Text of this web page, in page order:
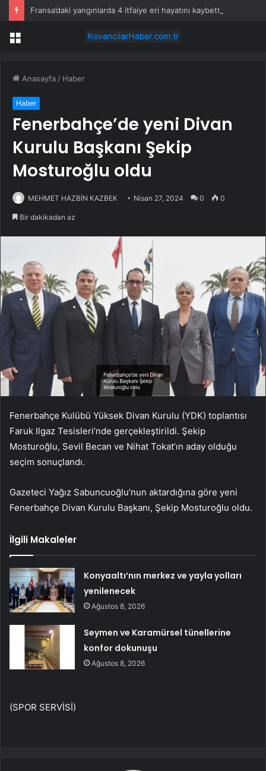
Fransa’daki yangınlarda 4 itfaiye eri hayatını kaybetti
Menü
Anasayfa / Haber
Haber
Fenerbahçe’de yeni Divan
Kurulu Başkanı Şekip
Mosturoğlu oldu
MEHMET HAZBİN KAZBEK Nisan 27, 2024 0 0
Bir dakikadan az
Fenerbahçe Kulübü Yüksek Divan Kurulu (YDK) toplantısı
Faruk Ilgaz Tesisleri’nde gerçekleştirildi. Şekip
Mosturoğlu, Sevil Becan ve Nihat Tokat’ın aday olduğu
seçim sonuçlandı.
Gazeteci Yağız Sabuncuoğlu’nun aktardığına göre yeni
Fenerbahçe Divan Kurulu Başkanı, Şekip Mosturoğlu oldu.
İlgili Makaleler
Konyaaltı’nın merkez ve yayla yolları
yenilenecek
Ağustos 8, 2026
Seymen ve Karamürsel tünellerine
konfor dokunuşu
Ağustos 8, 2026
(SPOR SERVİSİ)